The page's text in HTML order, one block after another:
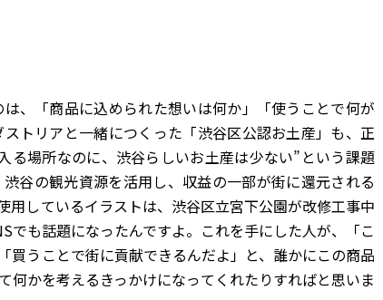
、「商品に込められた想いは何か」「使うことで何が
トリアと一緒につくった「渋谷区公認お土産」も、正
る場所なのに、渋谷らしいお土産は少ない”という課題
谷の観光資源を活用し、収益の一部が街に還元される
用しているイラストは、渋谷区立宮下公園が改修工事中
でも話題になったんですよ。これを手にした人が、「こ
買うことで街に貢献できるんだよ」と、誰かにこの商品
何かを考えるきっかけになってくれたりすればと思いま